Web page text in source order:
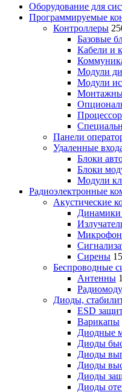
Оборудование для
Программируемые
Контроллеры
Базовые
Кабели и
Модули
Модули
Панели
Удаленные
Блоки
Блоки
Модули
Радиоэлектронные
Акустические
Динамики
Сирены 15
Беспроводные
Антенны
Диоды,
ESD
Варикапы
Диодные
Диоды
Диоды
Диоды
Диоды
Диоды